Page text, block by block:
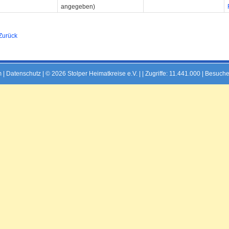
angegeben)
Datenschutz | © 2026 Stolper Heimatkreise e.V. | | Zugriffe: 11.441.000 |